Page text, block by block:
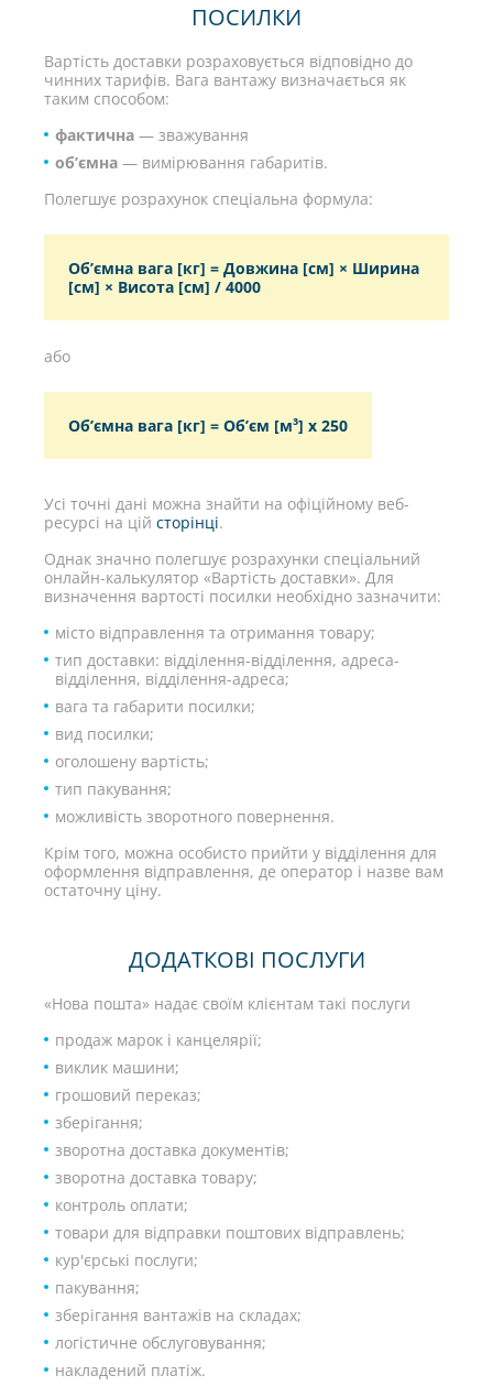
ПОСИЛКИ
Вартість доставки розраховується відповідно до
чинних тарифів. Вага вантажу визначається як
таким способом:
фактична — зважування
об’ємна — вимірювання габаритів.
Полегшує розрахунок спеціальна формула:
Об’ємна вага [кг] = Довжина [см] × Ширина
[см] × Висота [см] / 4000
або
Об’ємна вага [кг] = Об’єм [м³] х 250
Усі точні дані можна знайти на офіційному веб-
ресурсі на цій сторінці.
Однак значно полегшує розрахунки спеціальний
онлайн-калькулятор «Вартість доставки». Для
визначення вартості посилки необхідно зазначити:
місто відправлення та отримання товару;
тип доставки: відділення-відділення, адреса-
відділення, відділення-адреса;
вага та габарити посилки;
вид посилки;
оголошену вартість;
тип пакування;
можливість зворотного повернення.
Крім того, можна особисто прийти у відділення для
оформлення відправлення, де оператор і назве вам
остаточну ціну.
ДОДАТКОВІ ПОСЛУГИ
«Нова пошта» надає своїм клієнтам такі послуги
продаж марок і канцелярії;
виклик машини;
грошовий переказ;
зберігання;
зворотна доставка документів;
зворотна доставка товару;
контроль оплати;
товари для відправки поштових відправлень;
кур'єрські послуги;
пакування;
зберігання вантажів на складах;
логістичне обслуговування;
накладений платіж.